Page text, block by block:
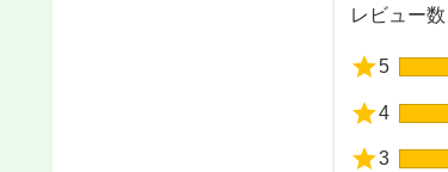
レビュー数
5
4
3